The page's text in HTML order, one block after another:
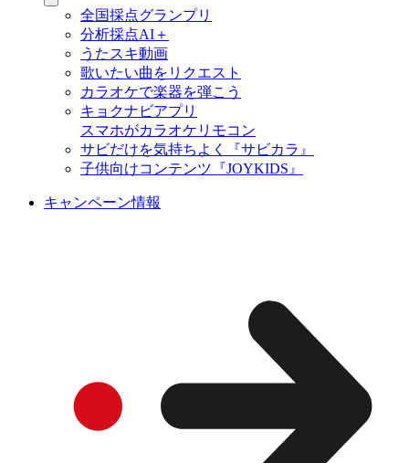
全国採点グランプリ
分析採点AI＋
うたスキ動画
歌いたい曲をリクエスト
カラオケで楽器を弾こう
キョクナビアプリ
スマホがカラオケリモコン
サビだけを気持ちよく『サビカラ』
子供向けコンテンツ『JOYKIDS』
キャンペーン情報